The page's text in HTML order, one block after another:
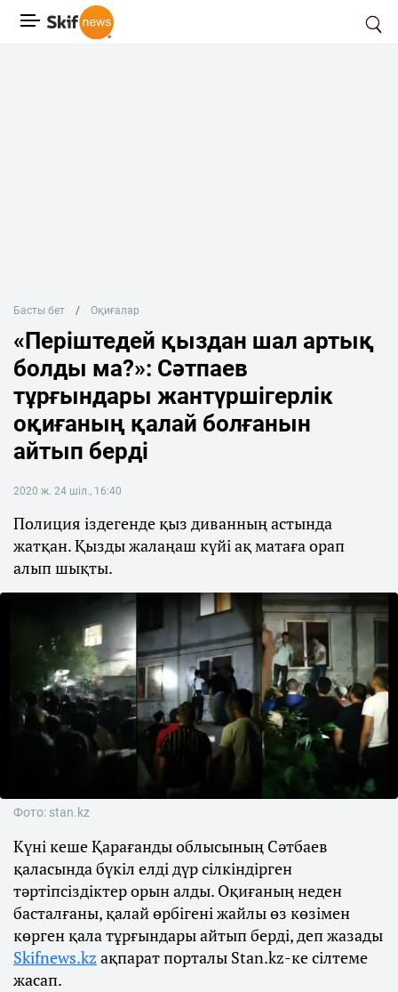
Басты бет Оқиғалар
«Періштедей қыздан шал артық
болды ма?»: Сәтпаев
тұрғындары жантүршігерлік
оқиғаның қалай болғанын
айтып берді
2020 ж. 24 шіл., 16:40
Полиция іздегенде қыз диванның астында
жатқан. Қызды жалаңаш күйі ақ матаға орап
алып шықты.
Фото: stan.kz
Күні кеше Қарағанды облысының Сәтбаев
қаласында бүкіл елді дүр сілкіндірген
тәртіпсіздіктер орын алды. Оқиғаның неден
басталғаны, қалай өрбігені жайлы өз көзімен
көрген қала тұрғындары айтып берді, деп жазады
Skifnews.kz ақпарат порталы Stan.kz-ке сілтеме
жасап.